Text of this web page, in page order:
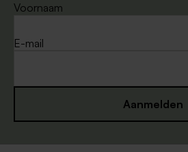
Voornaam
E-mail
Aanmelden